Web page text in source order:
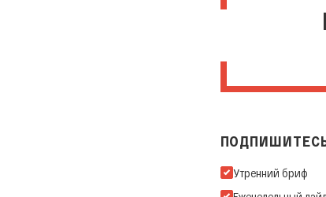
Подпишитесь на
Утренний бриф